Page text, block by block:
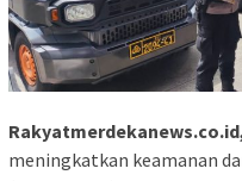
meningkatkan keamanan